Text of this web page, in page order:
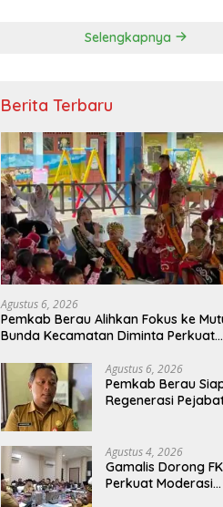
Selengkapnya
Berita Terbaru
Agustus 6, 2026
Pemkab Berau Alihkan Fokus ke
Bunda Kecamatan Diminta Perkuat
Agustus 6, 2026
Pemkab Berau
Regenerasi
Agustus 4, 2026
Gamalis Dorong
Perkuat Moderasi